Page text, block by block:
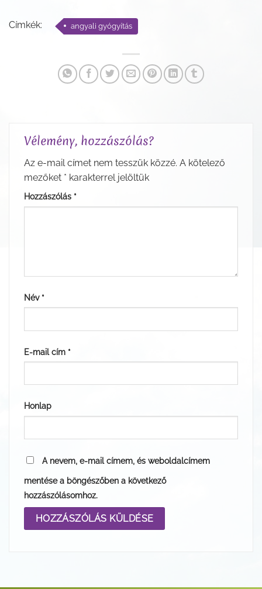
Címkék: angyali gyógyítás
Vélemény, hozzászólás?
Az e-mail címet nem tesszük közzé. A kötelező
mezőket * karakterrel jelöltük
Hozzászólás *
Név *
E-mail cím *
Honlap
A nevem, e-mail címem, és weboldalcímem
mentése a böngészőben a következő
hozzászólásomhoz.